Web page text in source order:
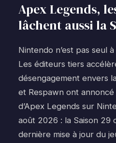
Apex Legends,
lâchent aussi la
Nintendo n’est pas seul
Les éditeurs tiers
désengagement envers
et Respawn ont
d’Apex Legends sur
août 2026 : la Saison 29
dernière mise à jour du